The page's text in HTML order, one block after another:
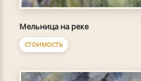
Мельница на реке
СТОИМОСТЬ